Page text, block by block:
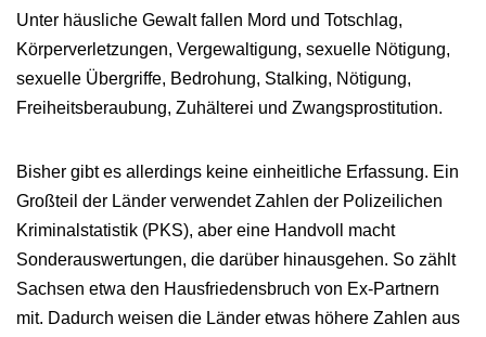
Unter häusliche Gewalt fallen Mord und Totschlag,
Körperverletzungen, Vergewaltigung, sexuelle Nötigung,
sexuelle Übergriffe, Bedrohung, Stalking, Nötigung,
Freiheitsberaubung, Zuhälterei und Zwangsprostitution.
Bisher gibt es allerdings keine einheitliche Erfassung. Ein
Großteil der Länder verwendet Zahlen der Polizeilichen
Kriminalstatistik (PKS), aber eine Handvoll macht
Sonderauswertungen, die darüber hinausgehen. So zählt
Sachsen etwa den Hausfriedensbruch von Ex-Partnern
mit. Dadurch weisen die Länder etwas höhere Zahlen aus